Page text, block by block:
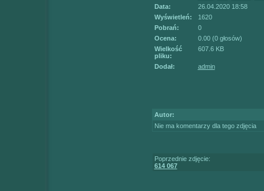
Data:
26.04.2020 18:58
Wyświetleń:
1620
Pobrań:
0
Ocena:
0.00 (0 głosów)
Wielkość
pliku:
607.6 KB
Dodał: admin
Autor:
Nie ma komentarzy dla tego zdjęcia
Poprzednie zdjęcie:
614 067